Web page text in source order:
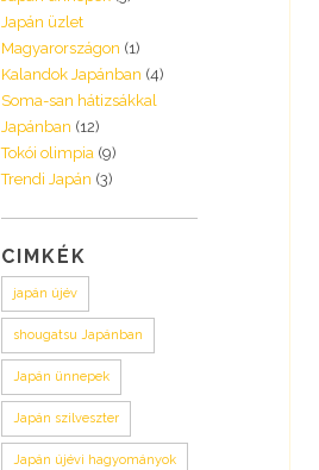
Japán üzlet
Magyarországon (1)
Kalandok Japánban (4)
Soma-san hátizsákkal
Japánban (12)
Tokói olimpia (9)
Trendi Japán (3)
CIMKÉK
japán újév
shougatsu Japánban
Japán ünnepek
Japán szilveszter
Japán újévi hagyományok